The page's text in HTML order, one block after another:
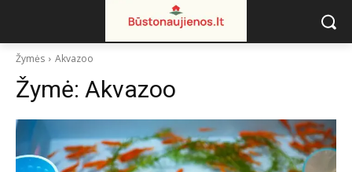
Žymės Akvazoo
Žymė: Akvazoo